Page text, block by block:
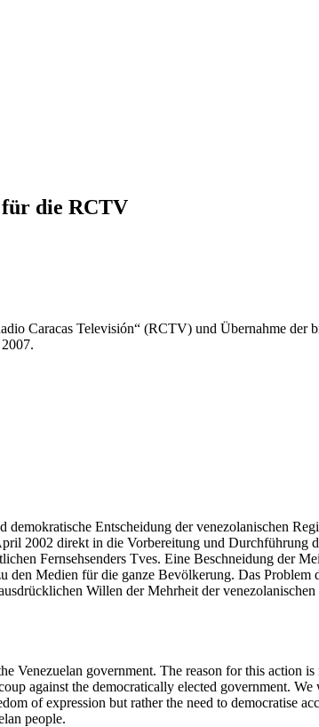
für die RCTV
Caracas Televisión“ (RCTV) und Übernahme der
Entscheidung der venezolanischen
2002 direkt in die Vorbereitung und Durchführung
Fernsehsenders Tves. Eine Beschneidung der
Medien für die ganze Bevölkerung. Das Problem
Willen der Mehrheit der
Venezuelan government. The reason for this action
against the democratically elected government. We
of expression but rather the need to democratise
people.